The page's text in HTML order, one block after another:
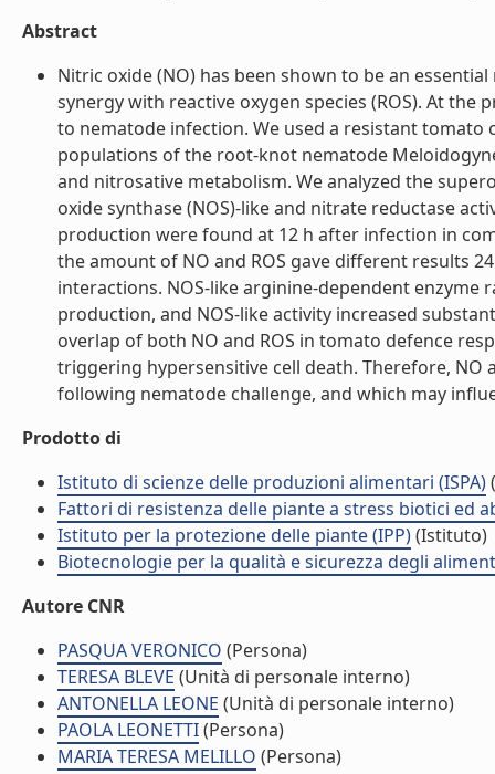
Abstract
Nitric oxide (NO) has been shown to be an
synergy with reactive oxygen species (ROS). At
to nematode infection. We used a resistant
populations of the root-knot nematode
and nitrosative metabolism. We analyzed the
oxide synthase (NOS)-like and nitrate reductase
production were found at 12 h after infection in
the amount of NO and ROS gave different results
interactions. NOS-like arginine-dependent
production, and NOS-like activity increased
overlap of both NO and ROS in tomato defence
triggering hypersensitive cell death. Therefore, NO
following nematode challenge, and which may
Prodotto di
Istituto di scienze delle produzioni alimentari (ISPA)
Fattori di resistenza delle piante a stress biotici ed
Istituto per la protezione delle piante (IPP)(Istituto)
Biotecnologie per la qualità e sicurezza degli
Autore CNR
PASQUA VERONICO (Persona)
TERESA BLEVE (Unità di personale interno)
ANTONELLA LEONE (Unità di personale interno)
PAOLA LEONETTI(Persona)
MARIA TERESA MELILLO (Persona)